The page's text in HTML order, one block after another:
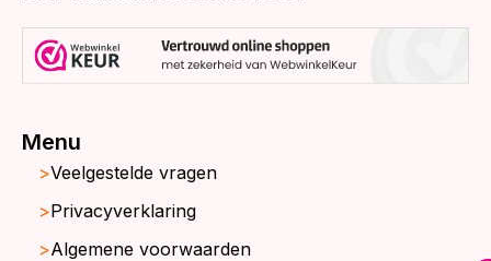
Menu
Veelgestelde vragen
Privacyverklaring
Algemene voorwaarden